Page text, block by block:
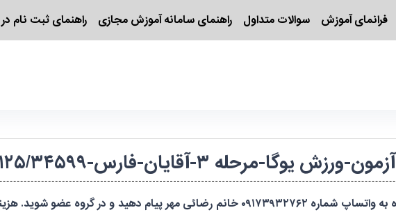
فرانمای آموزش سوالات متداول راهنمای سامانه آموزش مجازی راهنمای ثبت نام
آزمون-ورزش یوگا-مرحله ۳-آقایان-فارس-۱۴۰۴۶۹۲۰۲۱۲۵/۳۴۵۹۹